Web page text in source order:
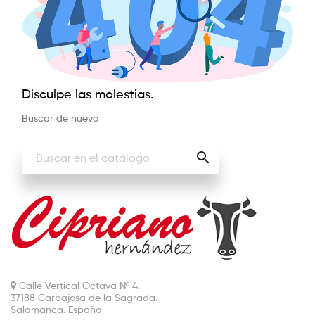
Disculpe las molestias.
Buscar de nuevo

Calle Vertical Octava Nº 4.
37188 Carbajosa de la Sagrada.
Salamanca. España